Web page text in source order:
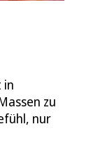
in
zu
nur